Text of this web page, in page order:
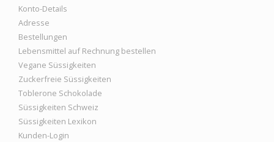
Konto-Details
Adresse
Bestellungen
Lebensmittel auf Rechnung bestellen
Vegane Süssigkeiten
Zuckerfreie Süssigkeiten
Toblerone Schokolade
Süssigkeiten Schweiz
Süssigkeiten Lexikon
Kunden-Login